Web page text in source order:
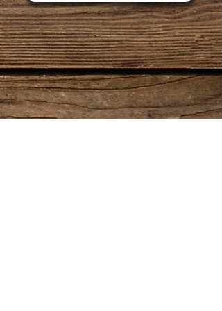
товара, этот документ быстро
и эффективно решит Вашу
проблему.